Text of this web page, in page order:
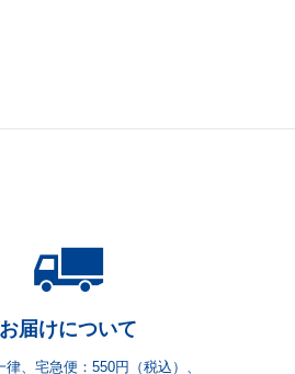
お届けについて
、宅急便：550円（税込）、